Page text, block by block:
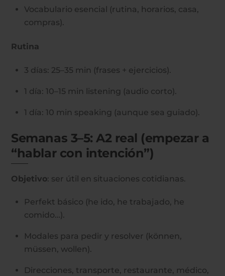
Vocabulario esencial (rutina, horarios, casa,
compras).
Rutina
3 días: 25–35 min (frases + ejercicios).
1 día: 10–15 min listening (audio corto).
1 día: 10 min speaking (aunque sea guiado).
Semanas 3–5: A2 real (empezar a
“hablar con intención”)
Objetivo: ser útil en situaciones cotidianas.
Perfekt básico (he ido, he trabajado, he
comido…).
Modales para pedir y resolver (können,
müssen, wollen).
Direcciones, transporte, restaurante, médico,